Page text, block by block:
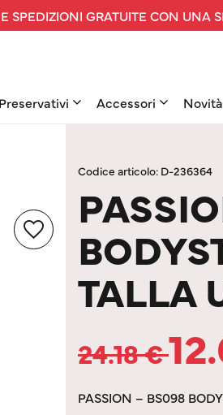
SPEDIZIONI GRATUITE CON UNA
Preservativi Accessori Novità
Codice articolo: D-236364
TALLA
24.18€
PASSION – BS098